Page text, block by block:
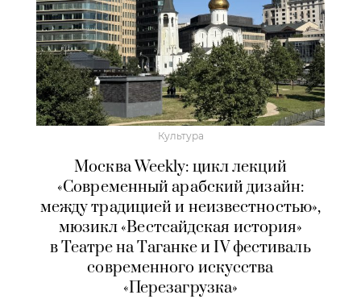
Культура
Москва Weekly: цикл лекций
«Современный арабский дизайн:
между традицией и неизвестностью»,
мюзикл «Вестсайдская история»
в Театре на Таганке и IV фестиваль
современного искусства
«Перезагрузка»